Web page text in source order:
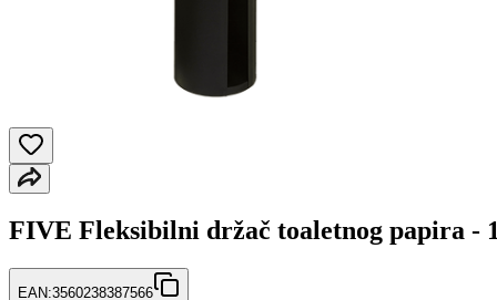
FIVE Fleksibilni držač toaletnog papira -
EAN:3560238387566